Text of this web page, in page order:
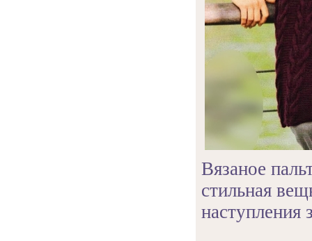
Вязаное
стильная
наступления